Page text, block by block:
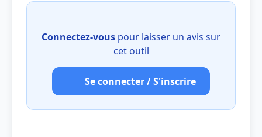
Connectez-vous pour laisser un avis sur
cet outil
Se connecter / S'inscrire